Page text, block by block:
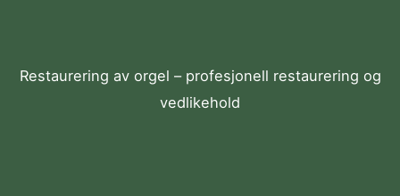
Restaurering av orgel – profesjonell restaurering og
vedlikehold